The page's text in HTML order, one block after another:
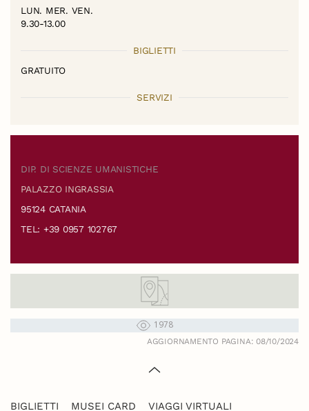
LUN. MER. VEN.
9.30-13.00
BIGLIETTI
GRATUITO
SERVIZI
DIP. DI SCIENZE UMANISTICHE
PALAZZO INGRASSIA
95124 CATANIA
TEL: +39 0957 102767
1978
AGGIORNAMENTO PAGINA: 08/10/2024
BIGLIETTI MUSEI CARD VIAGGI VIRTUALI